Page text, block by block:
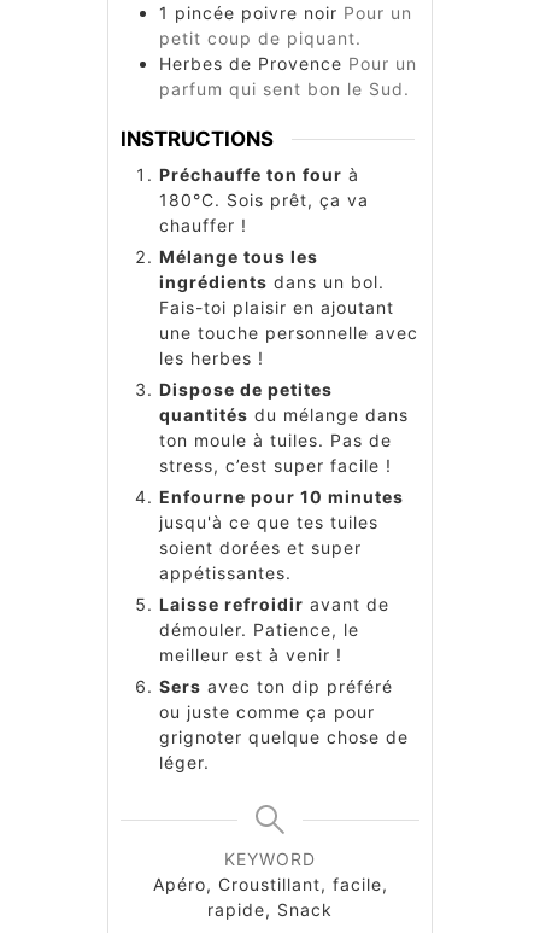
1 pincée poivre noir Pour un
petit coup de piquant.
Herbes de Provence Pour un
parfum qui sent bon le Sud.
INSTRUCTIONS
Préchauffe ton four à
180°C. Sois prêt, ça va
chauffer !
Mélange tous les
ingrédients dans un bol.
Fais-toi plaisir en ajoutant
une touche personnelle avec
les herbes !
Dispose de petites
quantités du mélange dans
ton moule à tuiles. Pas de
stress, c’est super facile !
Enfourne pour 10 minutes
jusqu'à ce que tes tuiles
soient dorées et super
appétissantes.
Laisse refroidir avant de
démouler. Patience, le
meilleur est à venir !
Sers avec ton dip préféré
ou juste comme ça pour
grignoter quelque chose de
léger.
KEYWORD
Apéro, Croustillant, facile,
rapide, Snack